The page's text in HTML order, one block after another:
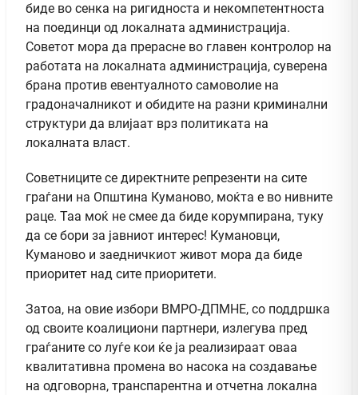
биде во сенка на ригидноста и некомпетентноста
на поединци од локалната администрација.
Советот мора да прерасне во главен контролор на
работата на локалната администрација, суверена
брана против евентуалното самоволие на
градоначалникот и обидите на разни криминални
структури да влијаат врз политиката на
локалната власт.
Советниците се директните репрезенти на сите
граѓани на Општина Куманово, моќта е во нивните
раце. Таа моќ не смее да биде корумпирана, туку
да се бори за јавниот интерес! Кумановци,
Куманово и заедничкиот живот мора да биде
приоритет над сите приоритети.
Затоа, на овие избори ВМРО-ДПМНЕ, со поддршка
од своите коалициони партнери, излегува пред
граѓаните со луѓе кои ќе ја реализираат оваа
квалитативна промена во насока на создавање
на одговорна, транспарентна и отчетна локална